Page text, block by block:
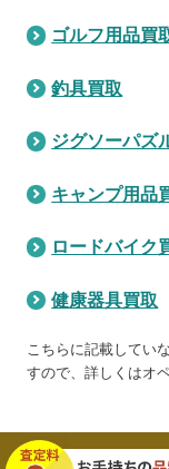
ゴルフ用品買
釣具買取
ジグソーパズ
キャンプ用品
ロードバイク
健康器具買取
こちらに記載してい
すので、詳しくはオ